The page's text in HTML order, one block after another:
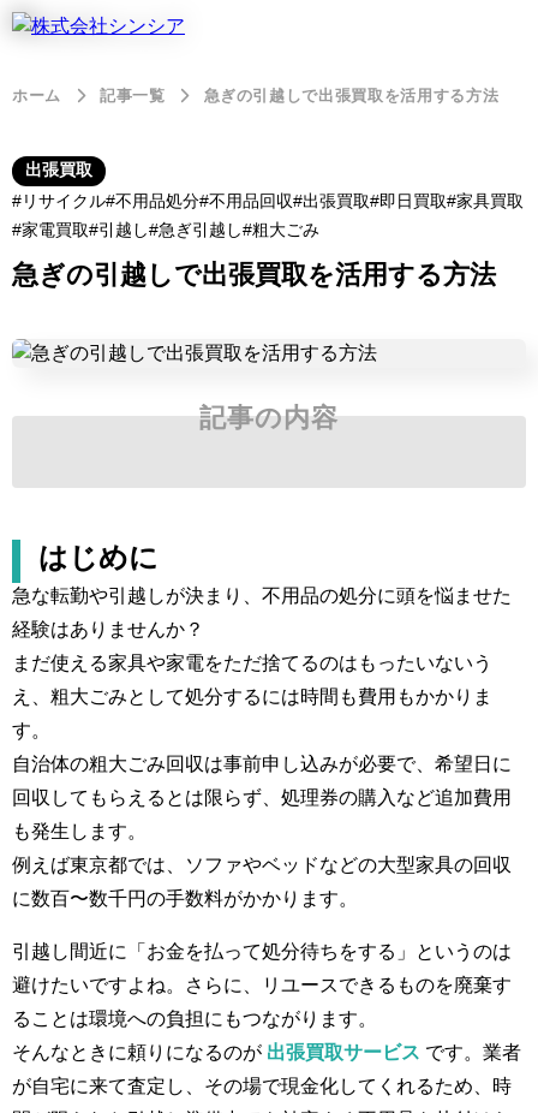
ホーム 記事一覧 急ぎの引越しで出張買取を活用する方法
出張買取
リサイクル 不用品処分 不用品回収 出張買取 即日買取
家具買取
家電買取
引越し 急ぎ引越し 粗大ごみ
急ぎの引越しで出張買取を活用する方法
記事の内容
はじめに
急な転勤や引越しが決まり、不用品の処分に頭を悩ませた
経験はありませんか？
まだ使える家具や家電をただ捨てるのはもったいないう
え、粗大ごみとして処分するには時間も費用もかかりま
す。
自治体の粗大ごみ回収は事前申し込みが必要で、希望日に
回収してもらえるとは限らず、処理券の購入など追加費用
も発生します。
例えば東京都では、ソファやベッドなどの大型家具の回収
に数百〜数千円の手数料がかかります。
引越し間近に「お金を払って処分待ちをする」というのは
避けたいですよね。さらに、リユースできるものを廃棄す
ることは環境への負担にもつながります。
そんなときに頼りになるのが 出張買取サービス です。業者
が自宅に来て査定し、その場で現金化してくれるため、時